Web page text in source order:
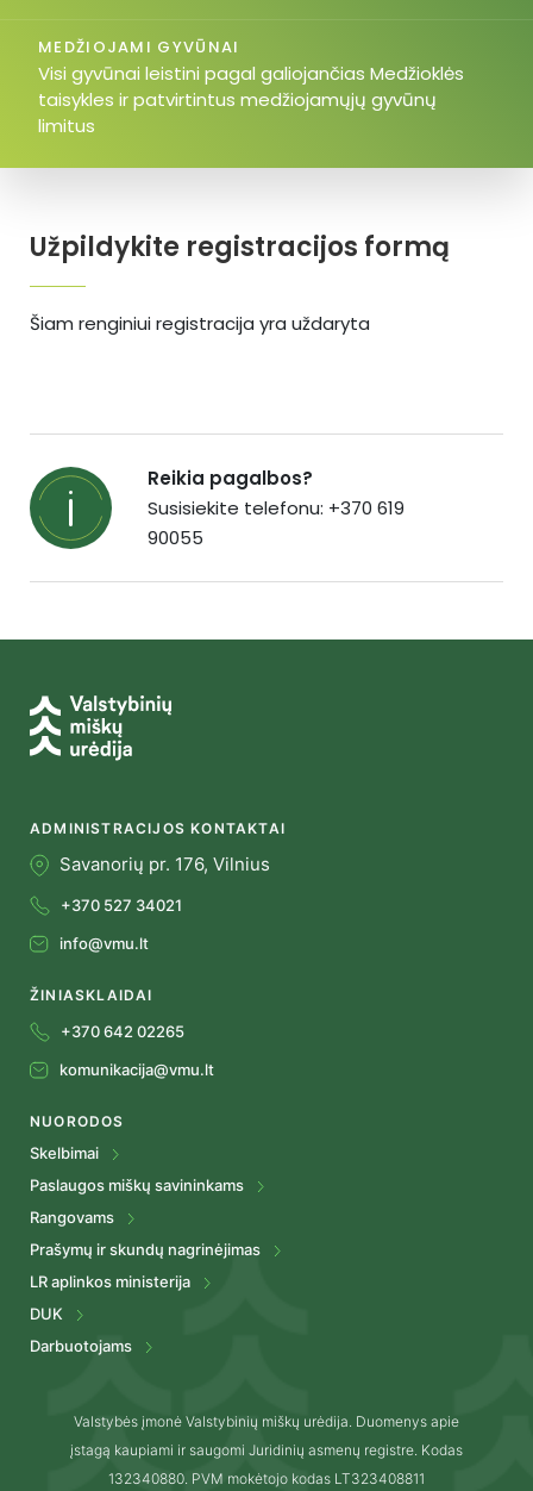
Užpildykite registracijos formą
Šiam renginiui registracija yra uždaryta
MEDŽIOJAMI GYVŪNAI
Visi gyvūnai leistini pagal galiojančias Medžioklės
taisykles ir patvirtintus medžiojamųjų gyvūnų
limitus
Reikia pagalbos?
Susisiekite telefonu: +370 619
90055
ADMINISTRACIJOS KONTAKTAI
Savanorių pr. 176, Vilnius
+370 527 34021
info@vmu.lt
ŽINIASKLAIDAI
+370 642 02265
komunikacija@vmu.lt
NUORODOS
Skelbimai
Paslaugos miškų savininkams
Rangovams
Prašymų ir skundų nagrinėjimas
LR aplinkos ministerija
DUK
Darbuotojams
Valstybės įmonė Valstybinių miškų urėdija. Duomenys apie
įstagą kaupiami ir saugomi Juridinių asmenų registre. Kodas
132340880. PVM mokėtojo kodas LT323408811